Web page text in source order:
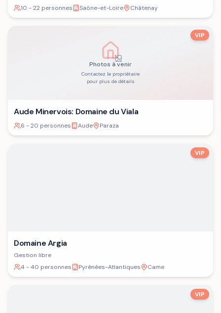
10 - 22 personnes
Saône-et-Loire Châtenay
Photos à venir
Contactez le propriétaire
pour plus de détails
VIP
Aude Minervois: Domaine du Viala
6 - 20 personnes Aude Paraza
VIP
Domaine Argia
Gestion libre
4 - 40 personnes
Pyrénées-Atlantiques Came
VIP